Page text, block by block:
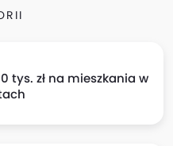
tys. zł na mieszkania w